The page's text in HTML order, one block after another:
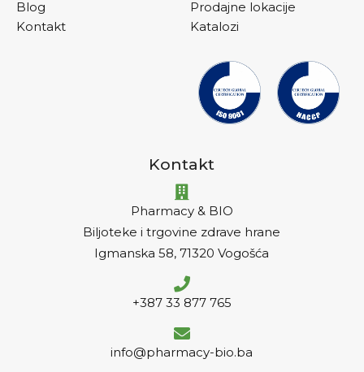
Blog
Kontakt
Prodajne lokacije
Katalozi
Kontakt
Pharmacy & BIO
Biljoteke i trgovine zdrave hrane
Igmanska 58, 71320 Vogošća
+387 33 877 765
info@pharmacy-bio.ba